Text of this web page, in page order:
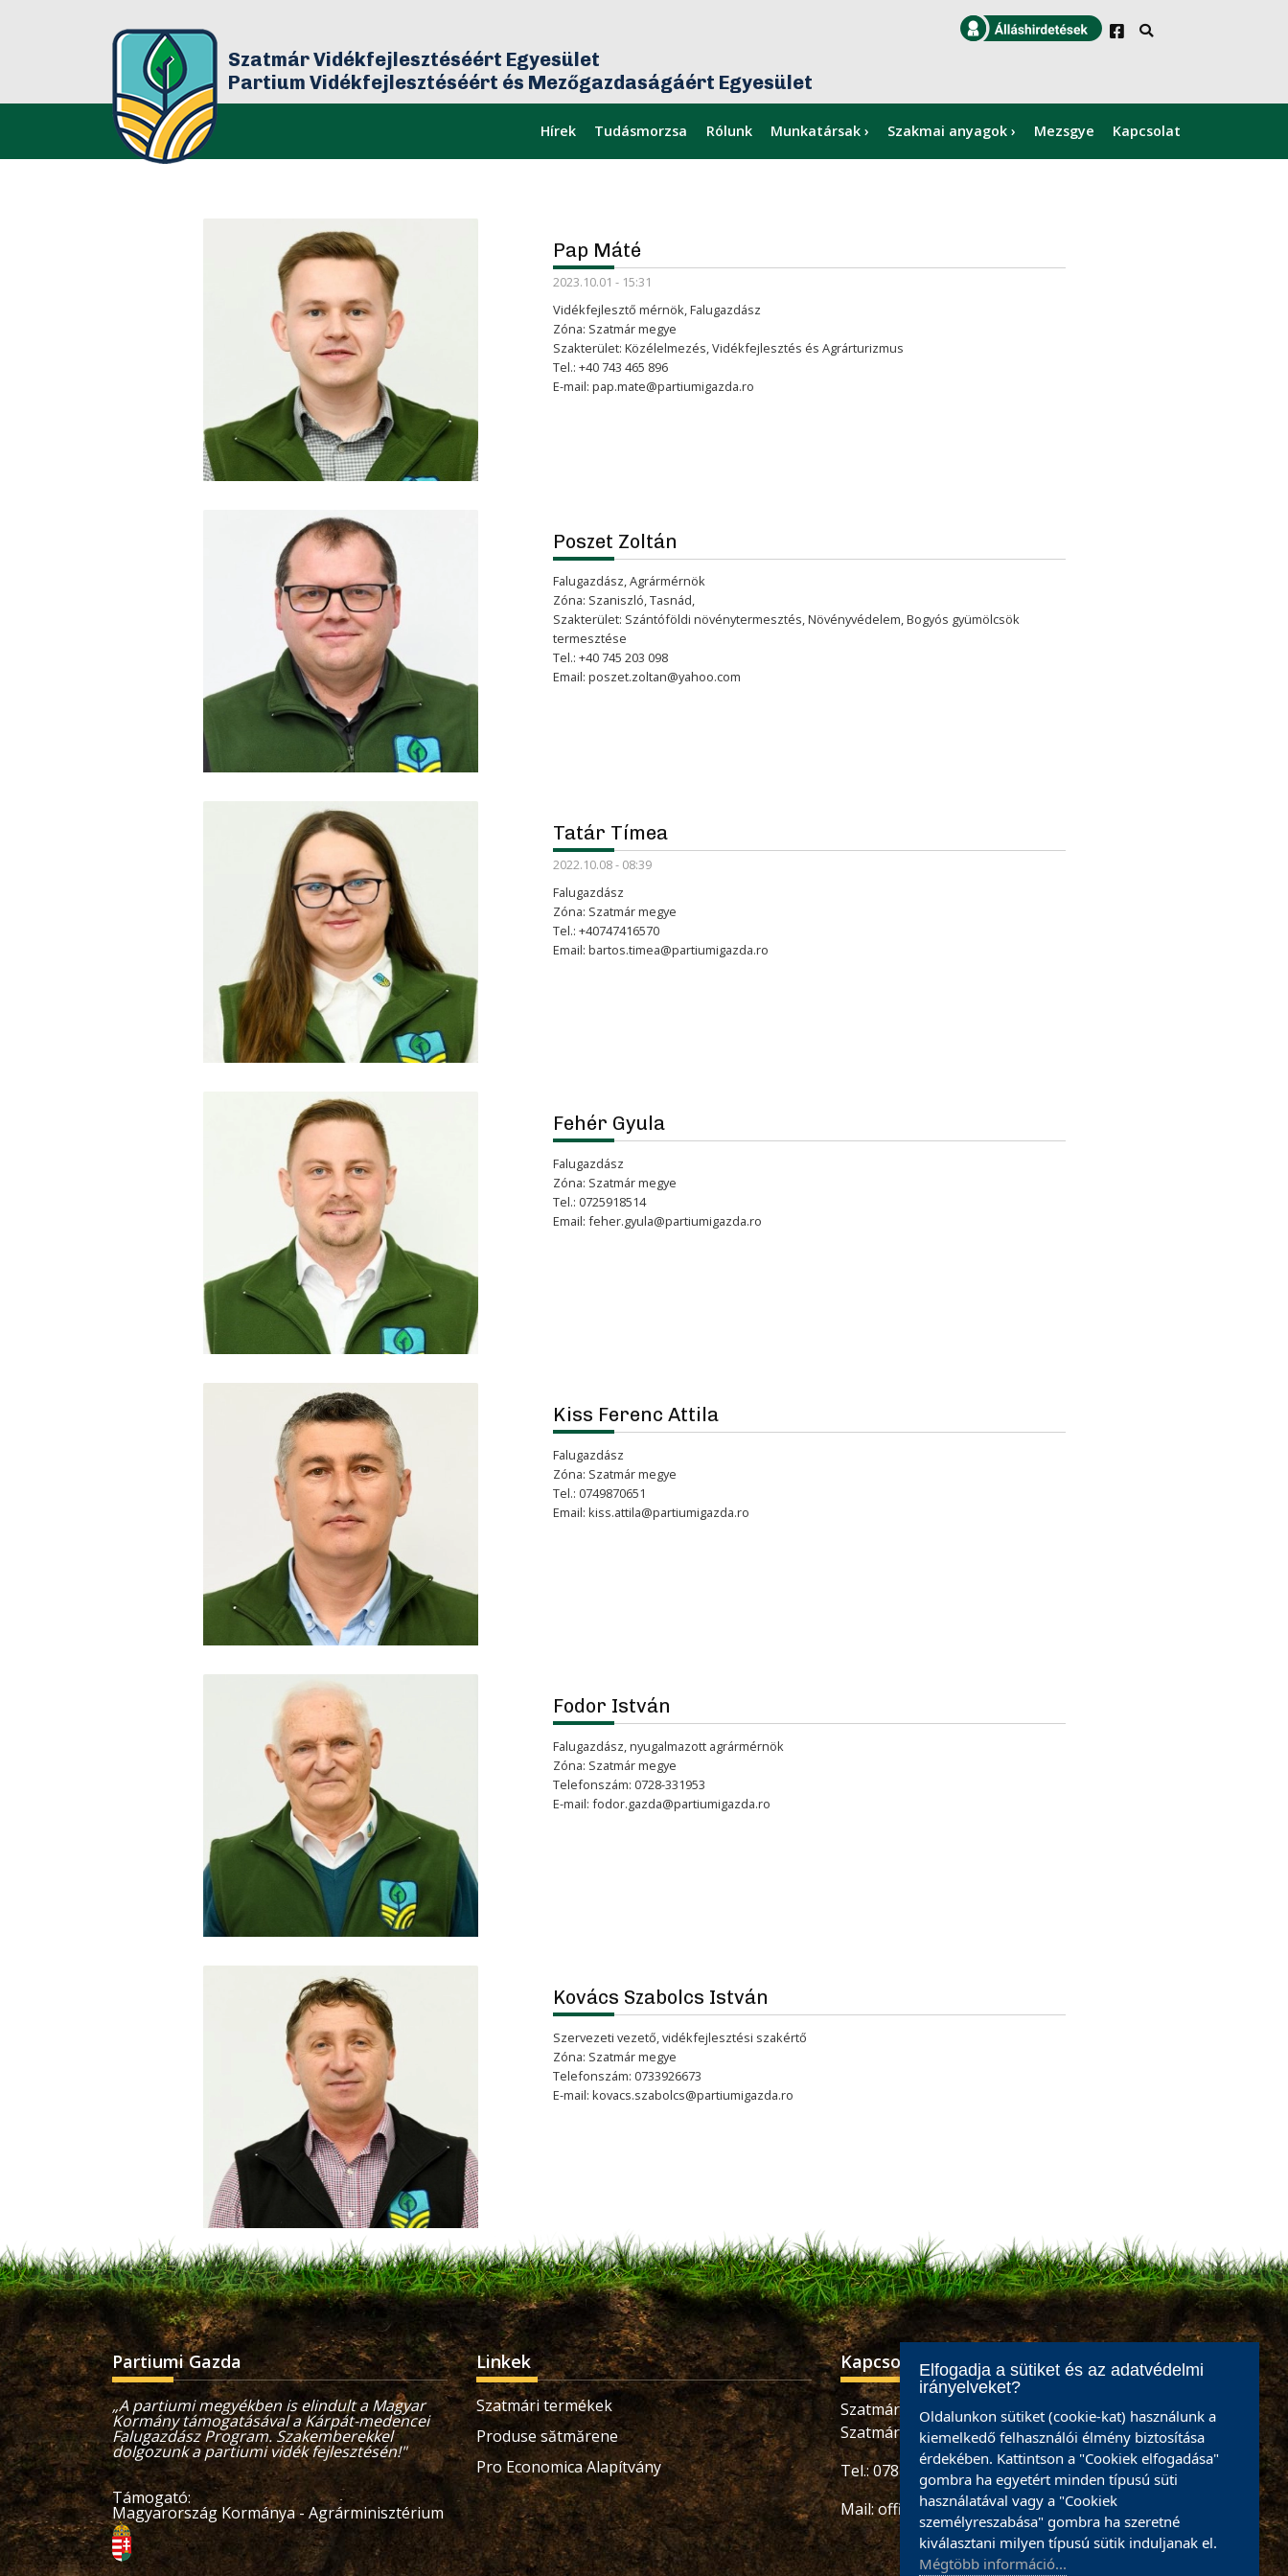
×
Szatmár Vidékfejlesztéséért Egyesület
Partium Vidékfejlesztéséért és Mezőgazdaságáért Egyesület
Hírek Tudásmorzsa Rólunk Munkatársak Szakmai anyagok Mezsgye Kapcsolat
Pap Máté
2023.10.01 - 15:31
Vidékfejlesztő mérnök, Falugazdász
Zóna: Szatmár megye
Szakterület: Közélelmezés, Vidékfejlesztés és Agrárturizmus
Tel.: +40 743 465 896
E-mail: pap.mate@partiumigazda.ro
Poszet Zoltán
Falugazdász, Agrármérnök
Zóna: Szaniszló, Tasnád,
Szakterület: Szántóföldi növénytermesztés, Növényvédelem, Bogyós gyümölcsök
termesztése
Tel.: +40 745 203 098
Email: poszet.zoltan@yahoo.com
Tatár Tímea
2022.10.08 - 08:39
Falugazdász
Zóna: Szatmár megye
Tel.: +40747416570
Email: bartos.timea@partiumigazda.ro
Fehér Gyula
Falugazdász
Zóna: Szatmár megye
Tel.: 0725918514
Email: feher.gyula@partiumigazda.ro
Kiss Ferenc Attila
Falugazdász
Zóna: Szatmár megye
Tel.: 0749870651
Email: kiss.attila@partiumigazda.ro
Fodor István
Falugazdász, nyugalmazott agrármérnök
Zóna: Szatmár megye
Telefonszám: 0728-331953
E-mail: fodor.gazda@partiumigazda.ro
Kovács Szabolcs István
Szervezeti vezető, vidékfejlesztési szakértő
Zóna: Szatmár megye
Telefonszám: 0733926673
E-mail: kovacs.szabolcs@partiumigazda.ro
Partiumi Gazda
„A partiumi megyékben is elindult a Magyar
Kormány támogatásával a Kárpát-medencei
Falugazdász Program. Szakemberekkel
dolgozunk a partiumi vidék fejlesztésén!"
Támogató:
Magyarország Kormánya - Agrárminisztérium
Linkek
Szatmári termékek
Produse sătmărene
Pro Economica Alapítvány
Kapcsolat
Szatmárnémeti, Retezatului utca, 32 szám,
Szatmár megye
Tel.: 0784465887 / 0733926673
Mail:office@partiumigazda.ro
Elfogadja a sütiket és az adatvédelmi
irányelveket?
Oldalunkon sütiket (cookie-kat) használunk a
kiemelkedő felhasználói élmény biztosítása
érdekében. Kattintson a "Cookiek elfogadása"
gombra ha egyetért minden típusú süti
használatával vagy a "Cookiek
személyreszabása" gombra ha szeretné
kiválasztani milyen típusú sütik induljanak el.
Mégtöbb információ...